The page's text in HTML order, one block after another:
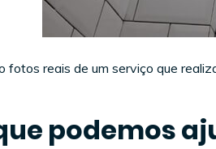
fotos reais de um serviço que
podemos